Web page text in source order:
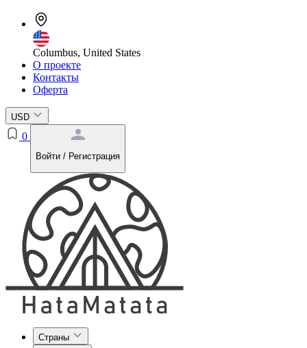
Columbus, United States
О проекте
Контакты
Оферта
USD
0
Войти / Регистрация
Страны